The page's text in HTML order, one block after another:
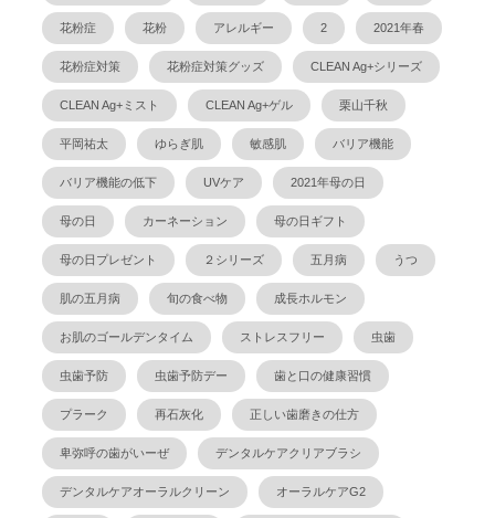
花粉症 花粉 アレルギー 2 2021年春
花粉症対策 花粉症対策グッズ CLEAN Ag+シリーズ
CLEAN Ag+ミスト CLEAN Ag+ゲル 栗山千秋
平岡祐太 ゆらぎ肌 敏感肌 バリア機能
バリア機能の低下 UVケア 2021年母の日
母の日 カーネーション 母の日ギフト
母の日プレゼント ２シリーズ 五月病 うつ
肌の五月病 旬の食べ物 成長ホルモン
お肌のゴールデンタイム ストレスフリー 虫歯
虫歯予防 虫歯予防デー 歯と口の健康習慣
プラーク 再石灰化 正しい歯磨きの仕方
卑弥呼の歯がいーぜ デンタルケアクリアブラシ
デンタルケアオーラルクリーン オーラルケアG2